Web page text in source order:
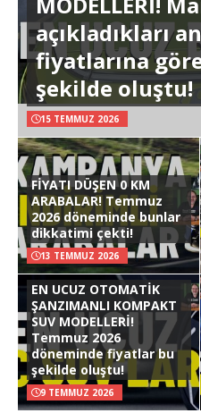
açıkladıkları
fiyatlarına
şekilde oluştu!
15 TEMMUZ 2026
FİYATI DÜŞEN 0 KM
ARABALAR! Temmuz
2026 döneminde bunlar
dikkatimi çekti!
13 TEMMUZ 2026
EN UCUZ OTOMATİK
ŞANZIMANLI KOMPAKT
SUV MODELLERİ!
Temmuz 2026
döneminde fiyatlar bu
şekilde oluştu!
9 TEMMUZ 2026